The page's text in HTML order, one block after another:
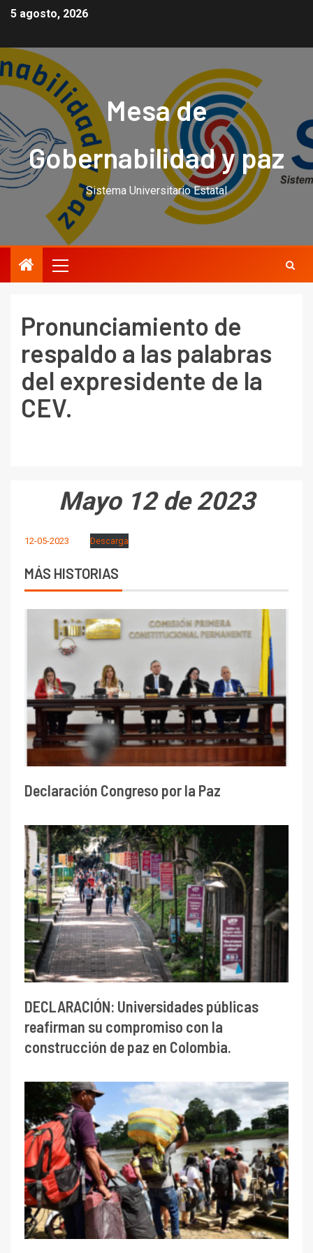
5 agosto, 2026
Mesa de
Gobernabilidad y paz
Sistema Universitario Estatal
Pronunciamiento de
respaldo a las palabras
del expresidente de la
CEV.
Mayo 12 de 2023
12-05-2023 Descarga
MÁS HISTORIAS
Declaración Congreso por la Paz
DECLARACIÓN: Universidades públicas
reafirman su compromiso con la
construcción de paz en Colombia.